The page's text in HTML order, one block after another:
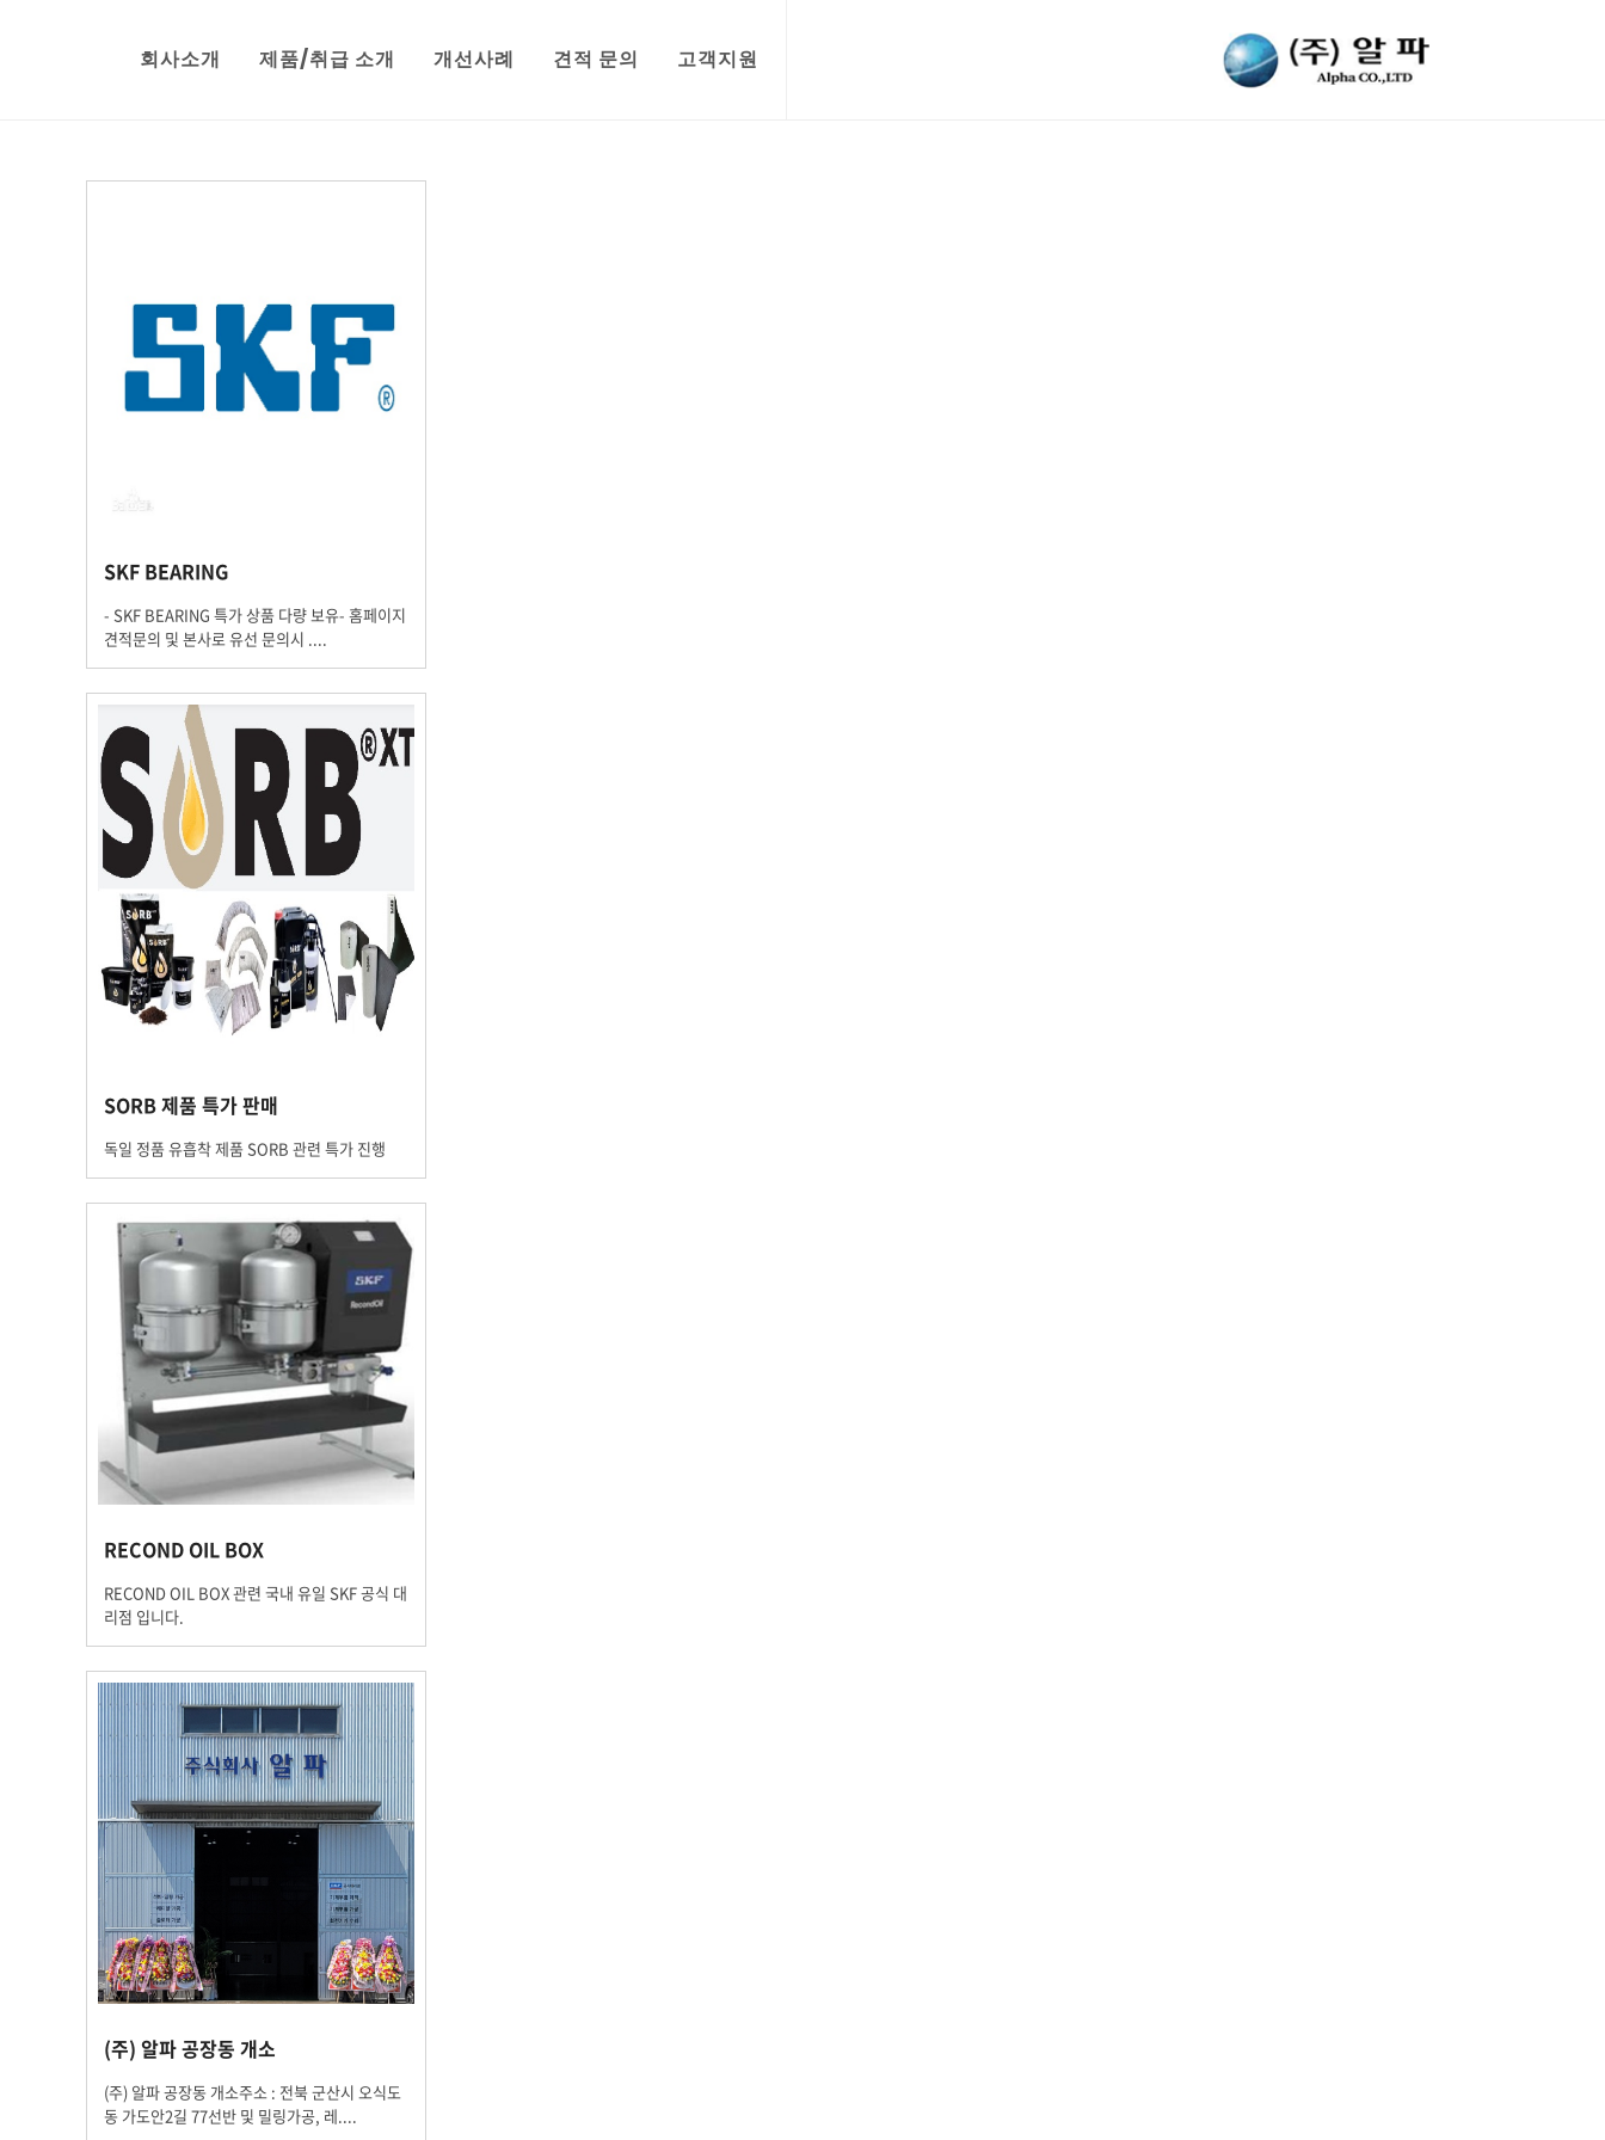
회사소개 제품/취급 소개 개선사례 견적 문의 고객지원
SKF BEARING
- SKF BEARING 특가 상품 다량 보유- 홈페이지
견적문의 및 본사로 유선 문의시 ....
SORB 제품 특가 판매
독일 정품 유흡착 제품 SORB 관련 특가 진행
RECOND OIL BOX
RECOND OIL BOX 관련 국내 유일 SKF 공식 대
리점 입니다.
(주) 알파 공장동 개소
(주) 알파 공장동 개소주소 : 전북 군산시 오식도
동 가도안2길 77선반 및 밀링가공, 레....